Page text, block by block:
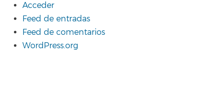
Acceder
Feed de entradas
Feed de comentarios
WordPress.org